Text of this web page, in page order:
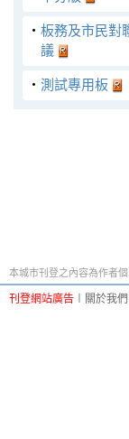
‧ 板務及市民對
議
‧ 測試專用板
本城市刊登之內容為作者
刊登網站廣告 關於我們